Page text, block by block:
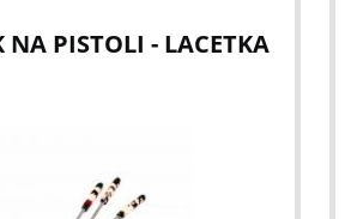
NA PISTOLI - LACETKA